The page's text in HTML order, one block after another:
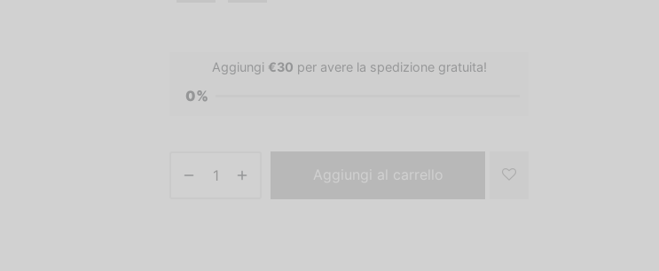
Aggiungi €30 per avere la spedizione gratuita!
0%
Aggiungi al carrello